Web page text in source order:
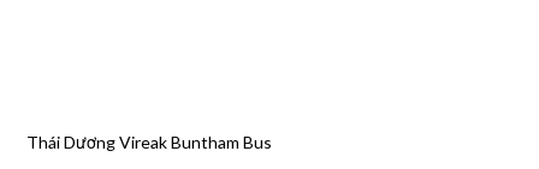
Thái Dương Vireak Buntham Bus